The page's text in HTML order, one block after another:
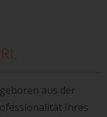
aus der
Ihres